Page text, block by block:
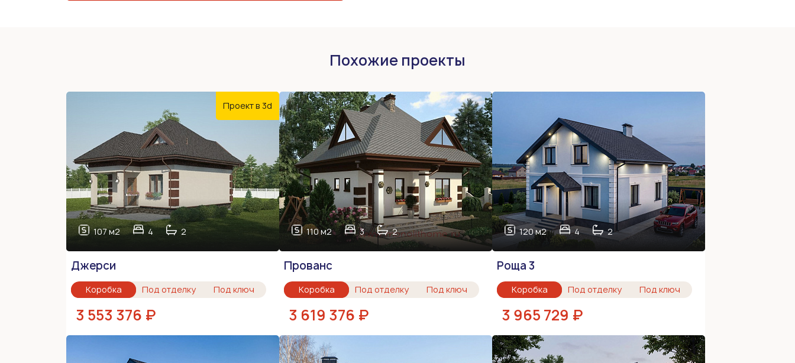
Похожие проекты
107 м2 4 2
Проект в 3d
Джерси
Коробка Под отделку Под ключ
3 553 376 ₽
110 м2 3 2
Прованс
Коробка Под отделку Под ключ
3 619 376 ₽
120 м2 4 2
Роща 3
Коробка Под отделку Под ключ
3 965 729 ₽